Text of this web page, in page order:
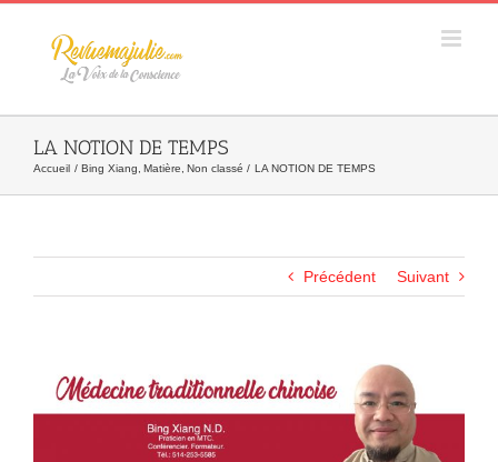
Skip
LA NOTION DE TEMPS
Accueil Bing Xiang Matière Non classé LA NOTION DE TEMPS
Précédent Suivant
Agrandir
l&apos;image